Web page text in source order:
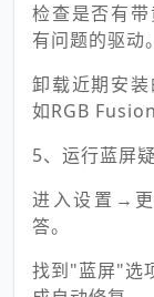
检查是否有
有问题的驱动。
卸载近期安
如RGB
5、运行蓝屏
进入设置→
答。
找到"蓝屏"选